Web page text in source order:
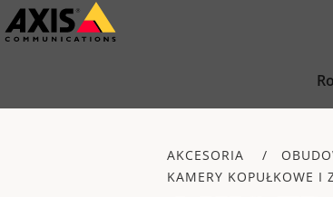
Przejdź
do
AKCESORIA
KAMERY KOPUŁKOWE I